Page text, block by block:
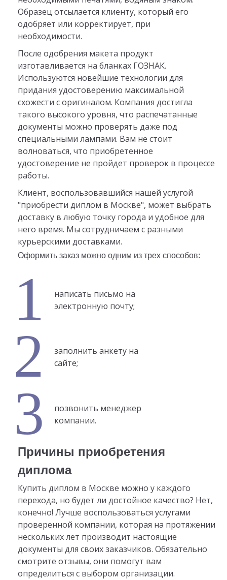
Образец отсылается клиенту, который его
одобряет или корректирует, при
необходимости.
После одобрения макета продукт
изготавливается на бланках ГОЗНАК.
Используются новейшие технологии для
придания удостоверению максимальной
схожести с оригиналом. Компания достигла
такого высокого уровня, что распечатанные
документы можно проверять даже под
специальными лампами. Вам не стоит
волноваться, что приобретенное
удостоверение не пройдет проверок в процессе
работы.
Клиент, воспользовавшийся нашей услугой
"приобрести диплом в Москве", может выбрать
доставку в любую точку города и удобное для
него время. Мы сотрудничаем с разными
курьерскими доставками.
Оформить заказ можно одним из трех способов:
написать письмо на
электронную почту;
заполнить анкету на
сайте;
позвонить менеджер
компании.
Причины приобретения
диплома
Купить диплом в Москве можно у каждого
перехода, но будет ли достойное качество? Нет,
конечно! Лучше воспользоваться услугами
проверенной компании, которая на протяжении
нескольких лет производит настоящие
документы для своих заказчиков. Обязательно
смотрите отзывы, они помогут вам
определиться с выбором организации.